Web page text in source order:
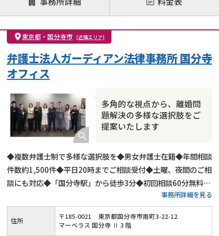
離婚前相談
離婚調停
離婚裁判
親権・面会交流権
DV
モラハラ
不貞・不倫慰謝料請求
国際離婚
財産分与
内縁の夫婦 熟年離婚
東京都 ・ 国分寺市 (近隣エリア)
多角的な視点から、離婚問
題解決の多様な選択肢をご
提案いたします
弁護士法人ガーディアン法律事務所 国分寺
オフィス
◆複数弁護士制で多様な選択肢を◆男女弁護士在籍◆年間相談
件数約1,500件◆平日20時までご相談受付◆土曜、夜間のご相
談にも対応◆「国分寺駅」から徒歩3分◆初回相談60分無料◆
弁護士費用の分割払いも可◆養育費・財産分与・慰謝料請求に
強み◆代理交渉もご対応可
事務所詳細を見る
住所 〒185-0021
東京都国分寺市南町3-22-12
マーベラス 国分寺 Ⅱ 3 階